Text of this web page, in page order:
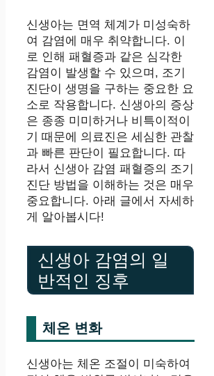
신생아는 면역 체계가 미성숙하
여 감염에 매우 취약합니다. 이
로 인해 패혈증과 같은 심각한
감염이 발생할 수 있으며, 조기
진단이 생명을 구하는 중요한 요
소로 작용합니다. 신생아의 증상
은 종종 미미하거나 비특이적이
기 때문에 의료진은 세심한 관찰
과 빠른 판단이 필요합니다. 따
라서 신생아 감염 패혈증의 조기
진단 방법을 이해하는 것은 매우
중요합니다. 아래 글에서 자세하
게 알아봅시다!
신생아 감염의 일
반적인 징후
체온 변화
신생아는 체온 조절이 미숙하여